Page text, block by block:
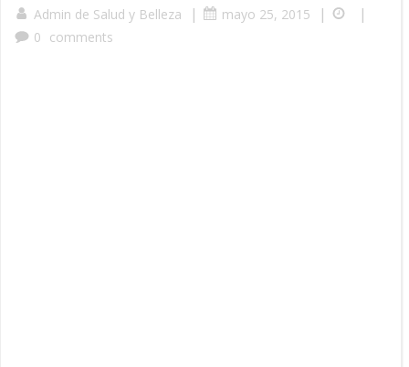
Admin de Salud y Belleza | mayo 25, 2015 | |
0 comments